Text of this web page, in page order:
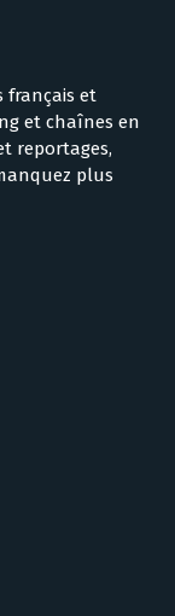
français et
et chaînes en
reportages,
plus